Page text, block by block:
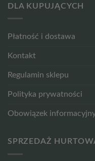
DLA KUPUJĄCYCH
Płatność i dostawa
Kontakt
Regulamin sklepu
Polityka prywatności
Obowiązek
SPRZEDAŻ